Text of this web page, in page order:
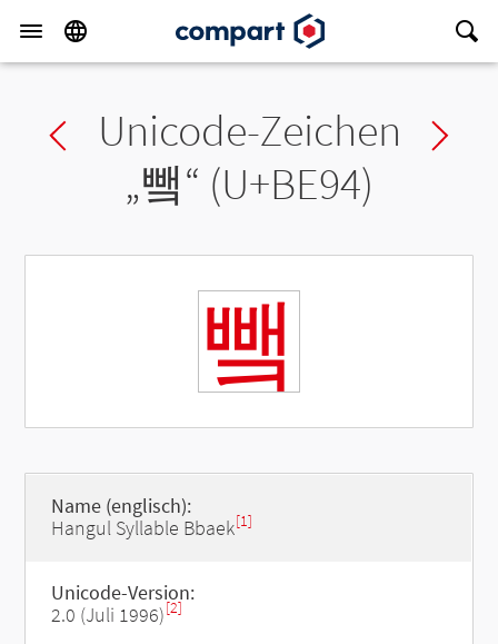
Previous char
Unicode-Zeichen
„뺔“ (U+BE94)
뺔
Name (englisch):
Hangul Syllable Bbaek[1]
Unicode-Version:
2.0 (Juli 1996)[2]